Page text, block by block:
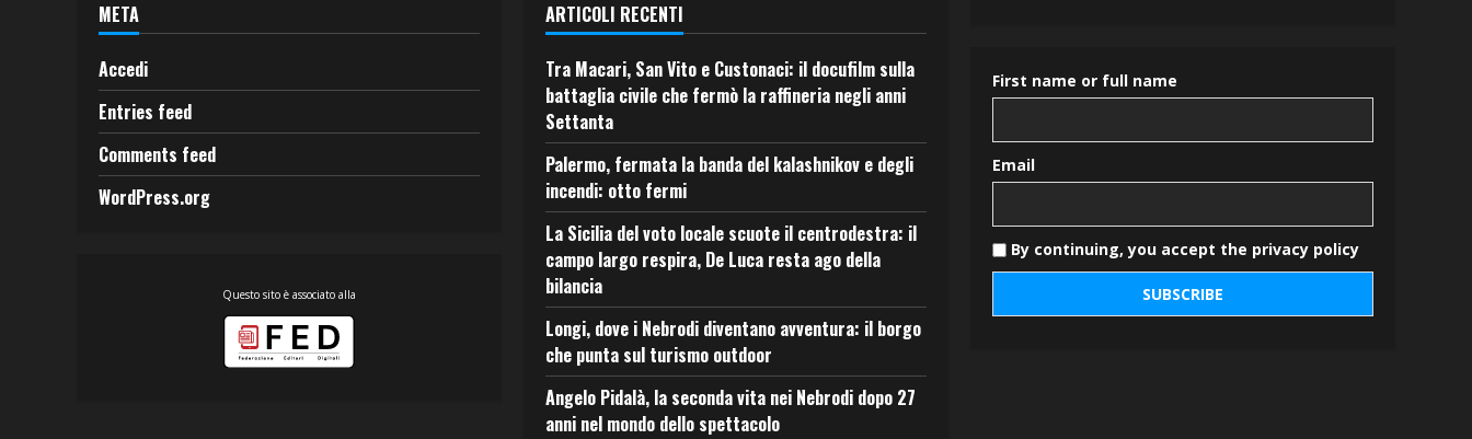
META
Accedi
Entries feed
Comments feed
WordPress.org
Questo sito è associato alla
ARTICOLI RECENTI
Tra Macari, San Vito e Custonaci: il docufilm sulla
battaglia civile che fermò la raffineria negli anni
Settanta
Palermo, fermata la banda del kalashnikov e degli
incendi: otto fermi
La Sicilia del voto locale scuote il centrodestra: il
campo largo respira, De Luca resta ago della
bilancia
Longi, dove i Nebrodi diventano avventura: il borgo
che punta sul turismo outdoor
Angelo Pidalà, la seconda vita nei Nebrodi dopo 27
anni nel mondo dello spettacolo
First name or full name
Email
By continuing, you accept the privacy policy